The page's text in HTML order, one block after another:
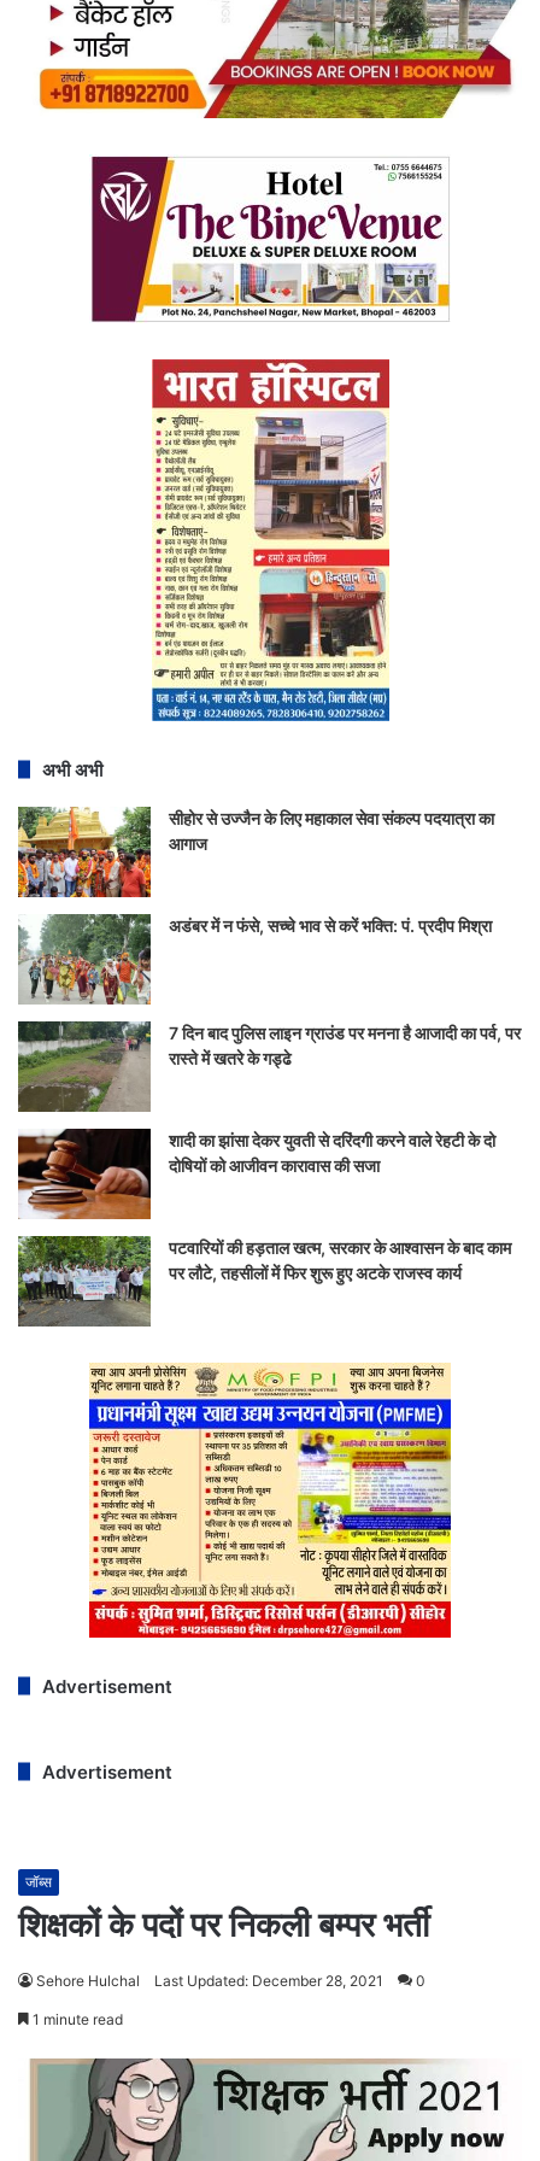
अभी अभी
सीहोर से उज्जैन के लिए महाकाल सेवा संकल्प पदयात्रा का
आगाज
अडंबर में न फंसे, सच्चे भाव से करें भक्ति: पं. प्रदीप मिश्रा
7 दिन बाद पुलिस लाइन ग्राउंड पर मनना है आजादी का पर्व, पर
रास्ते में खतरे के गड्ढे
शादी का झांसा देकर युवती से दरिंदगी करने वाले रेहटी के दो
दोषियों को आजीवन कारावास की सजा
पटवारियों की हड़ताल खत्म, सरकार के आश्वासन के बाद काम
पर लौटे, तहसीलों में फिर शुरू हुए अटके राजस्व कार्य
Advertisement
Advertisement